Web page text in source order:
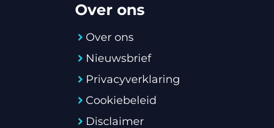
Over ons
Over ons
Nieuwsbrief
Privacyverklaring
Cookiebeleid
Disclaimer